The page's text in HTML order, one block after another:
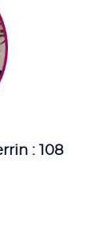
: 108